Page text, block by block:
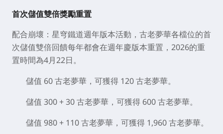
首次儲值雙倍獎勵重置
配合崩壞：星穹鐵道週年版本活動，古老夢華各檔位的首
次儲值雙倍回饋每年都會在週年慶版本重置，2026的重
置時間為4月22日。
儲值 60 古老夢華，可獲得 120 古老夢華。
儲值 300 + 30 古老夢華，可獲得 600 古老夢華。
儲值 980 + 110 古老夢華，可獲得 1,960 古老夢華。